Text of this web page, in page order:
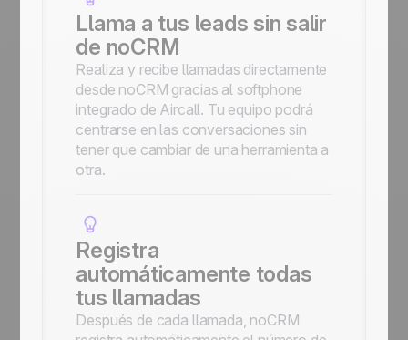
Llama a tus leads sin salir
de noCRM
Realiza y recibe llamadas directamente
desde noCRM gracias al softphone
integrado de Aircall. Tu equipo podrá
centrarse en las conversaciones sin
tener que cambiar de una herramienta a
otra.
Registra
automáticamente todas
tus llamadas
Después de cada llamada, noCRM